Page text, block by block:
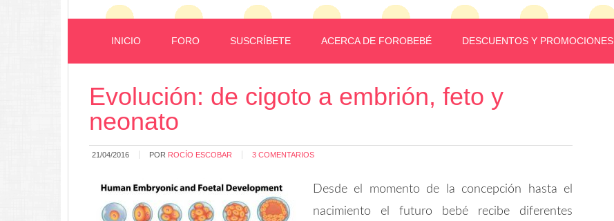
INICIO FORO SUSCRÍBETE ACERCA DE FOROBEBÉ DESCUENTOS Y PROMOCIONES
Evolución: de cigoto a embrión, feto y
neonato
21/04/2016 POR ROCÍO ESCOBAR 3 COMENTARIOS
Desde el momento de la concepción hasta el
nacimiento el futuro bebé recibe diferentes